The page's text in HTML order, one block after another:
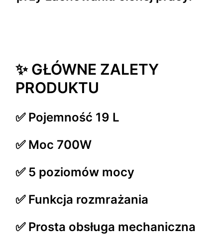
✨ GŁÓWNE ZALETY
PRODUKTU
✅ Pojemność 19 L
✅ Moc 700W
✅ 5 poziomów mocy
✅ Funkcja rozmrażania
✅ Prosta obsługa mechaniczna